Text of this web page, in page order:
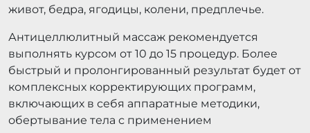
живот, бедра, ягодицы, колени, предплечье.
Антицеллюлитный массаж рекомендуется
выполнять курсом от 10 до 15 процедур. Более
быстрый и пролонгированный результат будет от
комплексных корректирующих программ,
включающих в себя аппаратные методики,
обертывание тела с применением